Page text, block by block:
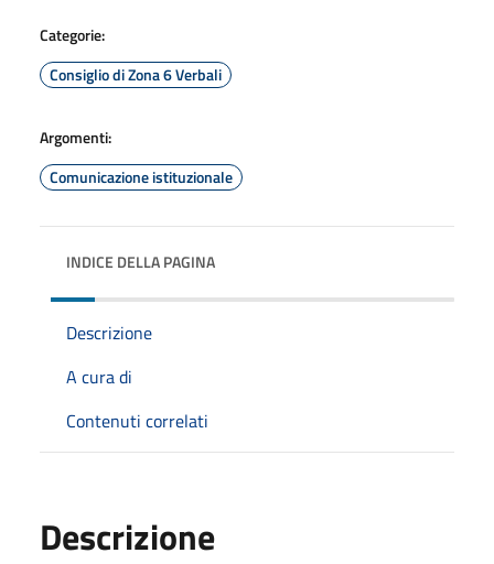
Categorie:
Consiglio di Zona 6 Verbali
Argomenti:
Comunicazione istituzionale
INDICE DELLA PAGINA
Descrizione
A cura di
Contenuti correlati
Descrizione